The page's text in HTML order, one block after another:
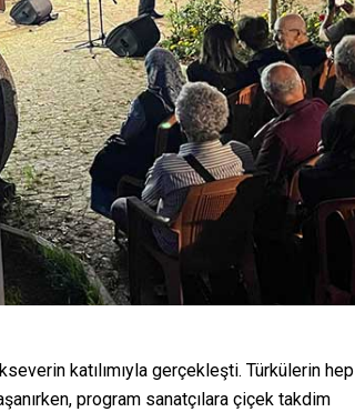
katılımıyla gerçekleşti. Türkülerin hep
program sanatçılara çiçek takdim